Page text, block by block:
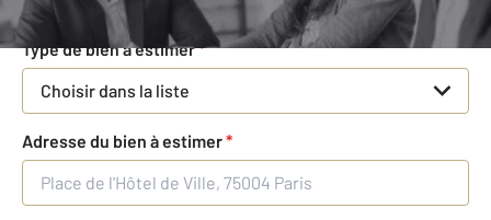
Concernant votre bien
Type de bien à estimer*
Choisir dans la liste
Adresse du bien à estimer*